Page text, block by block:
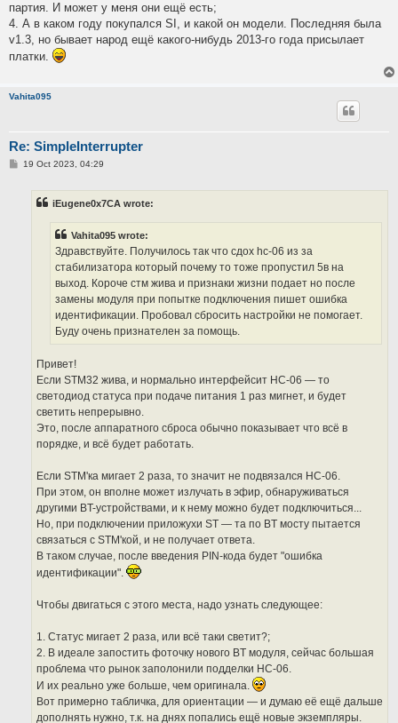
партия. И может у меня они ещё есть;
4. А в каком году покупался SI, и какой он модели. Последняя была
v1.3, но бывает народ ещё какого-нибудь 2013-го года присылает
платки.
Vahita095
Re: SimpleInterrupter
P19 Oct 2023, 04:29
iEugene0x7CA wrote:
Vahita095 wrote:
Здравствуйте. Получилось так что сдох hc-06 из за
стабилизатора который почему то тоже пропустил 5в на
выход. Короче стм жива и признаки жизни подает но после
замены модуля при попытке подключения пишет ошибка
идентификации. Пробовал сбросить настройки не помогает.
Буду очень признателен за помощь.
Привет!
Если STM32 жива, и нормально интерфейсит HC-06 — то
светодиод статуса при подаче питания 1 раз мигнет, и будет
светить непрерывно.
Это, после аппаратного сброса обычно показывает что всё в
порядке, и всё будет работать.
Если STM'ка мигает 2 раза, то значит не подвязался HC-06.
При этом, он вполне может излучать в эфир, обнаруживаться
другими BT-устройствами, и к нему можно будет подключиться...
Но, при подключении приложухи ST — та по BT мосту пытается
связаться с STM'кой, и не получает ответа.
В таком случае, после введения PIN-кода будет "ошибка
идентификации".
Чтобы двигаться с этого места, надо узнать следующее:
1. Статус мигает 2 раза, или всё таки светит?;
2. В идеале запостить фоточку нового BT модуля, сейчас большая
проблема что рынок заполонили подделки HC-06.
И их реально уже больше, чем оригинала.
Вот примерно табличка, для ориентации — и думаю её ещё дальше
дополнять нужно, т.к. на днях попались ещё новые экземпляры.